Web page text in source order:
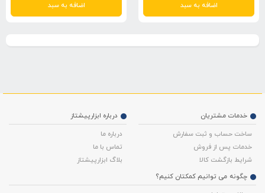
اضافه به سبد اضافه به سبد
درباره ابزارپیشتاز
درباره ما
تماس با ما
بلاگ ابزارپیشتاز
خدمات مشتریان
ساخت حساب و ثبت سفارش
خدمات پس از فروش
شرایط بازگشت کالا
چگونه می توانیم کمکتان کنیم؟